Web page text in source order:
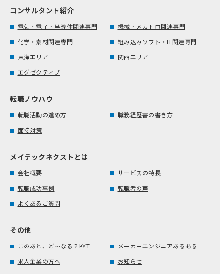
コンサルタント紹介
電気・電子・半導体関連専門
機械・メカトロ関連専門
化学・素材関連専門
組み込みソフト・IT関連専門
東海エリア
関西エリア
エグゼクティブ
転職ノウハウ
転職活動の進め方
職務経歴書の書き方
面接対策
メイテックネクストとは
会社概要
サービスの特長
転職成功事例
転職者の声
よくあるご質問
その他
このあと、ど～なる？KYT
メーカーエンジニアあるある
求人企業の方へ
お知らせ